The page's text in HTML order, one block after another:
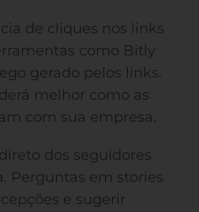
de cliques nos links
como Bitly
gerado pelos links.
melhor como as
com sua empresa.
dos seguidores
Perguntas em stories
e sugerir